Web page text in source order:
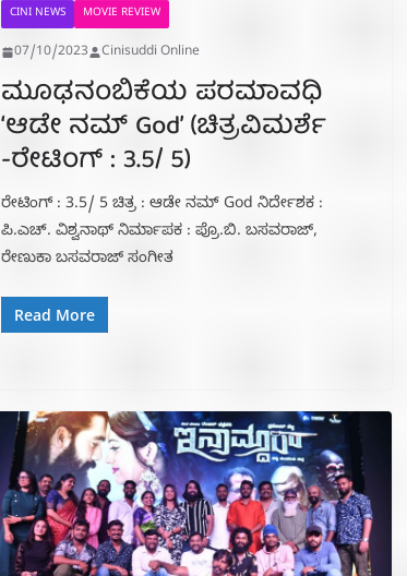
CINI NEWS MOVIE REVIEW
07/10/2023 Cinisuddi Online
ಮೂಢನಂಬಿಕೆಯ ಪರಮಾವಧಿ
‘ಆಡೇ ನಮ್ God’ (ಚಿತ್ರವಿಮರ್ಶೆ
-ರೇಟಿಂಗ್ : 3.5/ 5)
ರೇಟಿಂಗ್ : 3.5/ 5 ಚಿತ್ರ : ಆಡೇ ನಮ್ God ನಿರ್ದೇಶಕ :
ಪಿ.ಎಚ್. ವಿಶ್ವನಾಥ್ ನಿರ್ಮಾಪಕ : ಪ್ರೊ.ಬಿ. ಬಸವರಾಜ್,
ರೇಣುಕಾ ಬಸವರಾಜ್ ಸಂಗೀತ
Read More